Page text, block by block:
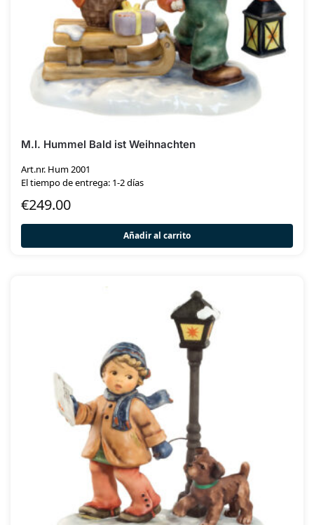
M.I. Hummel Bald ist Weihnachten
Art.nr. Hum 2001
El tiempo de entrega: 1-2 días
€249.00
Añadir al carrito